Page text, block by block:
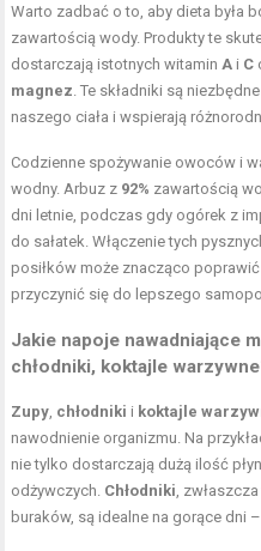
Warto zadbać o to, aby dieta była
zawartością wody. Produkty te
dostarczają istotnych witamin A i C
magnez . Te składniki są
naszego ciała i wspierają
Codzienne spożywanie owoców i
wodny. Arbuz z 92% zawartością
dni letnie, podczas gdy ogórek z
do sałatek. Włączenie tych
posiłków może znacząco
przyczynić się do lepszego
Jakie napoje nawadniające
chłodniki, koktajle
Zupy chłodniki i koktajle
nawodnienie organizmu. Na
nie tylko dostarczają dużą ilość
odżywczych. Chłodniki ,
buraków, są idealne na gorące dni